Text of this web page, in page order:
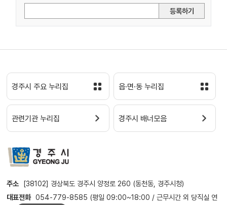
등록하기
경주시 주요 누리집 읍·면·동 누리집
관련기관 누리집 경주시 배너모음
주소 [38102] 경상북도 경주시 양정로 260 (동천동, 경주시청)
대표전화 054-779-8585 (평일 09:00~18:00 / 근무시간 외 당직실 연